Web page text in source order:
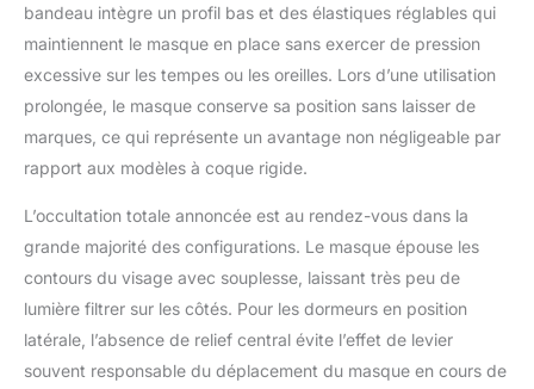
Contrairement à
d'autres fibres, telles
que le coton, la soie
aide à l'hydratation et
ternissement, les
ridules et les rides.
soie Blissy Silk est non
seulement douce, mais
a des propriétés
hypoallergéniques
le matériau parfait pour
les personnes sujettes
bandeau intègre un profil bas et des élastiques réglables qui
maintiennent le masque en place sans exercer de pression
excessive sur les tempes ou les oreilles. Lors d’une utilisation
prolongée, le masque conserve sa position sans laisser de
marques, ce qui représente un avantage non négligeable par
rapport aux modèles à coque rigide.
L’occultation totale annoncée est au rendez-vous dans la
grande majorité des configurations. Le masque épouse les
contours du visage avec souplesse, laissant très peu de
lumière filtrer sur les côtés. Pour les dormeurs en position
latérale, l’absence de relief central évite l’effet de levier
souvent responsable du déplacement du masque en cours de